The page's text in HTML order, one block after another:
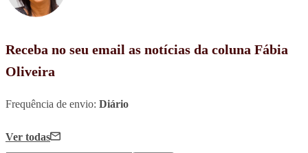
Receba no seu email as notícias da coluna Fábia
Oliveira
Frequência de envio: Diário
Ver todas